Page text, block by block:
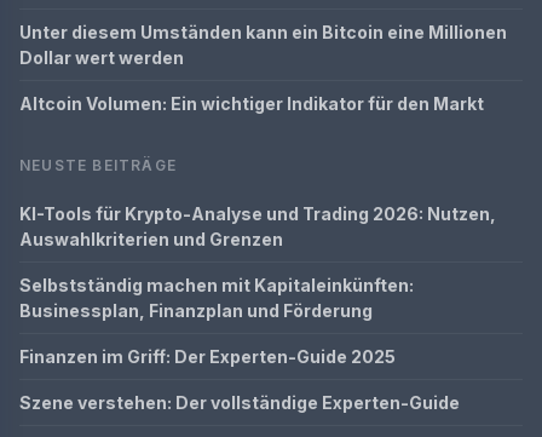
Unter diesem Umständen kann ein Bitcoin eine Millionen
Dollar wert werden
Altcoin Volumen: Ein wichtiger Indikator für den Markt
NEUSTE BEITRÄGE
KI-Tools für Krypto-Analyse und Trading 2026: Nutzen,
Auswahlkriterien und Grenzen
Selbstständig machen mit Kapitaleinkünften:
Businessplan, Finanzplan und Förderung
Finanzen im Griff: Der Experten-Guide 2025
Szene verstehen: Der vollständige Experten-Guide